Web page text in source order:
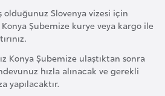
olduğunuz Slovenya vizesi için
Şubemize kurye veya kargo ile
Konya Şubemize ulaştıktan sonra
hızla alınacak ve gerekli
yapılacaktır.